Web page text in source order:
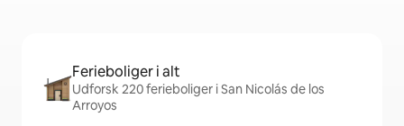
Ferieboliger i alt
Udforsk 220 ferieboliger i San Nicolás de los
Arroyos